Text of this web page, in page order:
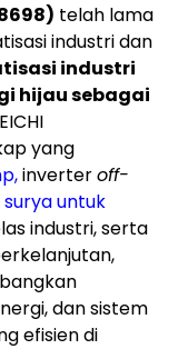
telah lama
industri dan
industri
hijau sebagai
yang
inverteroff-
untuk
industri, serta
dan sistem
efisien di